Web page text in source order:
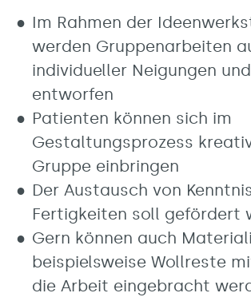
Im Rahmen der
werden Gruppenarbeiten
individueller Neigungen
entworfen
Patienten können sich im
Gestaltungsprozess
Gruppe einbringen
Der Austausch von
Fertigkeiten soll gefördert
Gern können auch
beispielsweise Wollreste
die Arbeit eingebracht